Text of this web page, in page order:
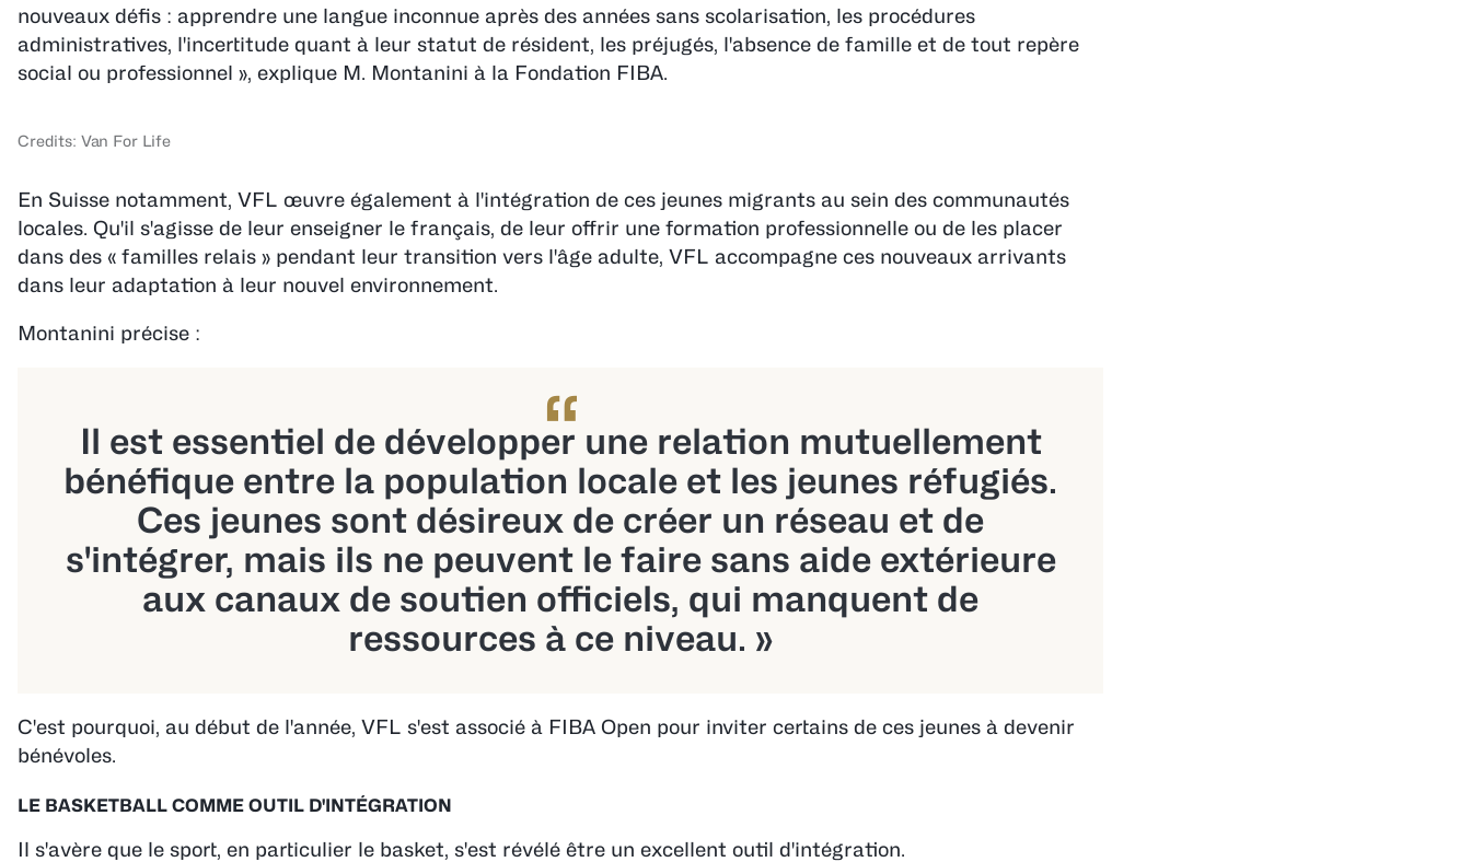
nouveaux défis : apprendre une langue inconnue après des années sans scolarisation, les procédures
administratives, l'incertitude quant à leur statut de résident, les préjugés, l'absence de famille et de tout repère
social ou professionnel », explique M. Montanini à la Fondation FIBA.
Credits: Van For Life
En Suisse notamment, VFL œuvre également à l'intégration de ces jeunes migrants au sein des communautés
locales. Qu'il s'agisse de leur enseigner le français, de leur offrir une formation professionnelle ou de les placer
dans des « familles relais » pendant leur transition vers l'âge adulte, VFL accompagne ces nouveaux arrivants
dans leur adaptation à leur nouvel environnement.
Montanini précise :
“
Il est essentiel de développer une relation mutuellement
bénéfique entre la population locale et les jeunes réfugiés.
Ces jeunes sont désireux de créer un réseau et de
s'intégrer, mais ils ne peuvent le faire sans aide extérieure
aux canaux de soutien officiels, qui manquent de
ressources à ce niveau. »
C'est pourquoi, au début de l'année, VFL s'est associé à FIBA Open pour inviter certains de ces jeunes à devenir
bénévoles.
LE BASKETBALL COMME OUTIL D'INTÉGRATION
Il s'avère que le sport, en particulier le basket, s'est révélé être un excellent outil d'intégration.